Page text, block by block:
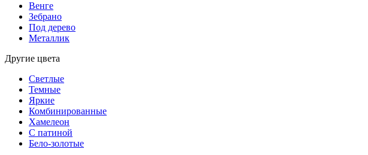
Венге
Зебрано
Под дерево
Металлик
Другие цвета
Светлые
Темные
Яркие
Комбинированные
Хамелеон
С патиной
Бело-золотые